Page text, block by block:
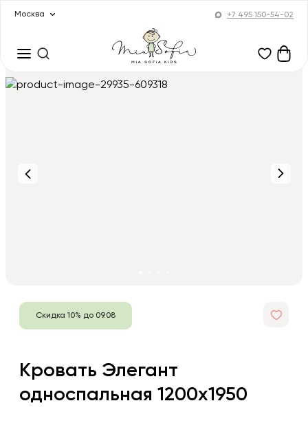
Москва +7 495 150-54-02
Скидка 10% до 09.08
Кровать Элегант
односпальная 1200х1950